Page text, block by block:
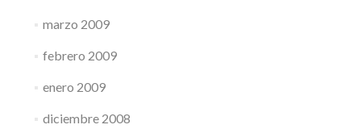
marzo 2009
febrero 2009
enero 2009
diciembre 2008